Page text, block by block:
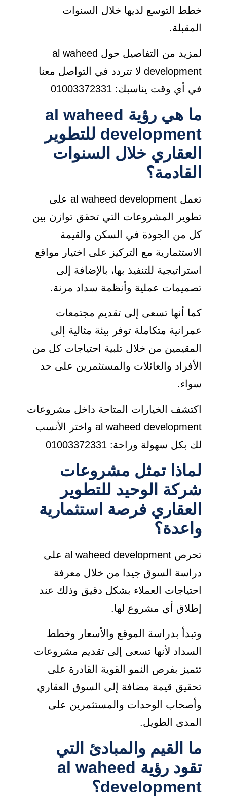
خطط التوسع لديها خلال السنوات
المقبلة.
لمزيد من التفاصيل حول al waheed
development لا تتردد في التواصل معنا
في أي وقت يناسبك: 01003372331
ما هي رؤية al waheed
development للتطوير
العقاري خلال السنوات
القادمة؟
تعمل al waheed development على
تطوير المشروعات التي تحقق توازن بين
كل من الجودة في السكن والقيمة
الاستثمارية مع التركيز على اختيار مواقع
استراتيجية للتنفيذ بها، بالإضافة إلى
تصميمات عملية وأنظمة سداد مرنة.
كما أنها تسعى إلى تقديم مجتمعات
عمرانية متكاملة توفر بيئة مثالية إلى
المقيمين من خلال تلبية احتياجات كل من
الأفراد والعائلات والمستثمرين على حد
سواء.
اكتشف الخيارات المتاحة داخل مشروعات
al waheed development واختر الأنسب
لك بكل سهولة وراحة: 01003372331
لماذا تمثل مشروعات
شركة الوحيد للتطوير
العقاري فرصة استثمارية
واعدة؟
تحرص al waheed development على
دراسة السوق جيدا من خلال معرفة
احتياجات العملاء بشكل دقيق وذلك عند
إطلاق أي مشروع لها.
وتبدأ بدراسة الموقع والأسعار وخطط
السداد لأنها تسعى إلى تقديم مشروعات
تتميز بفرص النمو القوية القادرة على
تحقيق قيمة مضافة إلى السوق العقاري
وأصحاب الوحدات والمستثمرين على
المدى الطويل.
ما القيم والمبادئ التي
تقود رؤية al waheed
development؟